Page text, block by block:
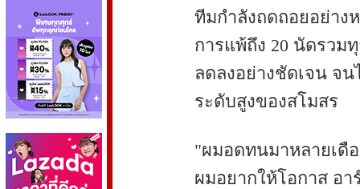
ทีมกำลังถดถอยอย่าง
การแพ้ถึง 20 นัดรวม
ลดลงอย่างชัดเจน จน
ระดับสูงของสโมสร
"ผมอดทนมาหลายเดื
ผมอยากให้โอกาส อา